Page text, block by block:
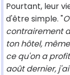
Pourtant, leur
d'être simple. "
contrairement
ton hôtel,
ce qu'on a
août dernier,